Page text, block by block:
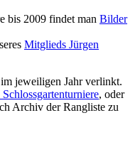
bis 2009 findet man Bilder
Mitglieds Jürgen
jeweiligen Jahr verlinkt.
, oder
Archiv der Rangliste zu